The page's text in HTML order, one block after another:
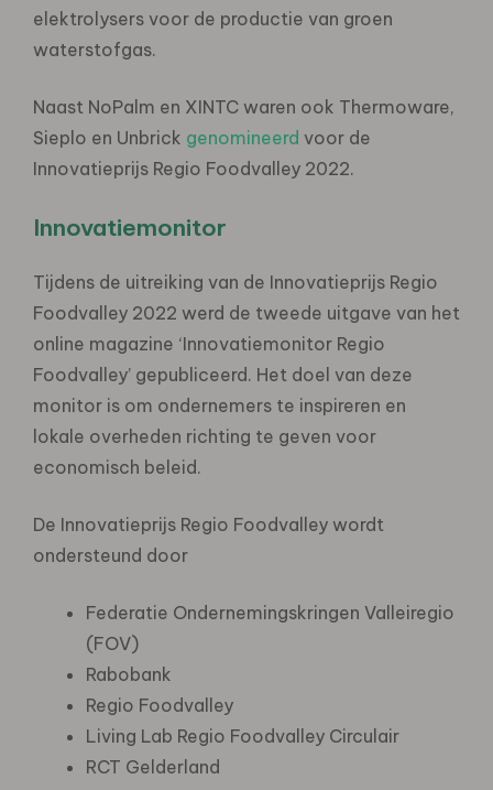
elektrolysers voor de productie van groen
waterstofgas.
Naast NoPalm en XINTC waren ook Thermoware,
Sieplo en Unbrick genomineerd voor de
Innovatieprijs Regio Foodvalley 2022.
Innovatiemonitor
Tijdens de uitreiking van de Innovatieprijs Regio
Foodvalley 2022 werd de tweede uitgave van het
online magazine ‘Innovatiemonitor Regio
Foodvalley’ gepubliceerd. Het doel van deze
monitor is om ondernemers te inspireren en
lokale overheden richting te geven voor
economisch beleid.
De Innovatieprijs Regio Foodvalley wordt
ondersteund door
Federatie Ondernemingskringen Valleiregio
(FOV)
Rabobank
Regio Foodvalley
Living Lab Regio Foodvalley Circulair
RCT Gelderland